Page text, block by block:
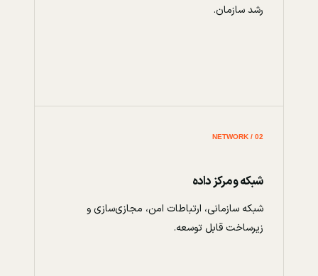
رشد سازمان.
02 / NETWORK
شبکه و مرکز داده
شبکه سازمانی، ارتباطات امن، مجازی‌سازی و
زیرساخت قابل توسعه.